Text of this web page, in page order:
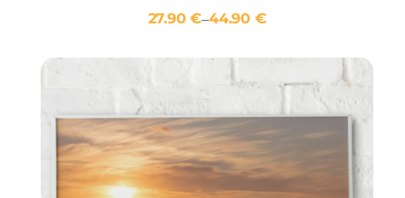
27.90€–44.90 €